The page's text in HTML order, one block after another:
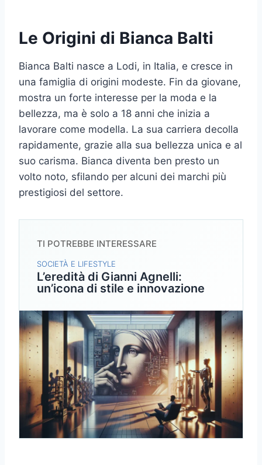
Le Origini di Bianca Balti
Bianca Balti nasce a Lodi, in Italia, e cresce in
una famiglia di origini modeste. Fin da giovane,
mostra un forte interesse per la moda e la
bellezza, ma è solo a 18 anni che inizia a
lavorare come modella. La sua carriera decolla
rapidamente, grazie alla sua bellezza unica e al
suo carisma. Bianca diventa ben presto un
volto noto, sfilando per alcuni dei marchi più
prestigiosi del settore.
TI POTREBBE INTERESSARE
SOCIETÀ E LIFESTYLE
L’eredità di Gianni Agnelli:
un’icona di stile e innovazione